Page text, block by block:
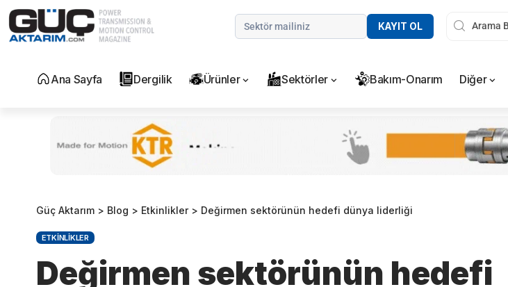
KAYIT OL
Ana Sayfa Dergilik Ürünler Sektörler Bakım-Onarım Diğer
Güç Aktarım > Blog > Etkinlikler> Değirmen sektörünün hedefi dünya liderliği
ETKINLIKLER
Değirmen sektörünün hedefi